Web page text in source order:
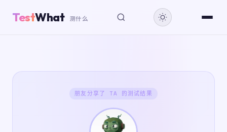
TestWhat 测什么
朋友分享了 TA 的测试结果